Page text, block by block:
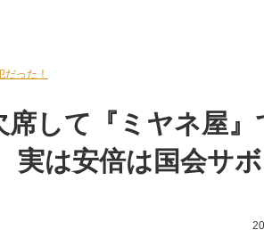
った！
して『ミヤネ屋』
実は安倍は国会サ